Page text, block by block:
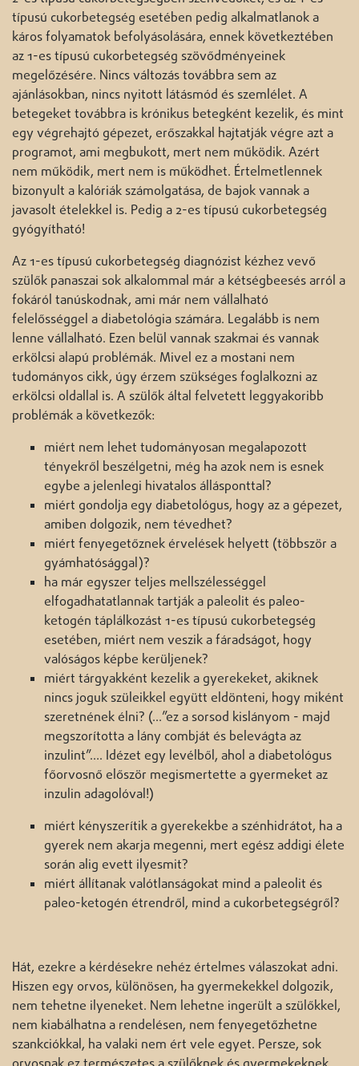
típusú cukorbetegség esetében pedig alkalmatlanok a
káros folyamatok befolyásolására, ennek következtében
az 1-es típusú cukorbetegség szövődményeinek
megelőzésére. Nincs változás továbbra sem az
ajánlásokban, nincs nyitott látásmód és szemlélet. A
betegeket továbbra is krónikus betegként kezelik, és mint
egy végrehajtó gépezet, erőszakkal hajtatják végre azt a
programot, ami megbukott, mert nem működik. Azért
nem működik, mert nem is működhet. Értelmetlennek
bizonyult a kalóriák számolgatása, de bajok vannak a
javasolt ételekkel is. Pedig a 2-es típusú cukorbetegség
gyógyítható!
Az 1-es típusú cukorbetegség diagnózist kézhez vevő
szülők panaszai sok alkalommal már a kétségbeesés arról a
fokáról tanúskodnak, ami már nem vállalható
felelősséggel a diabetológia számára. Legalább is nem
lenne vállalható. Ezen belül vannak szakmai és vannak
erkölcsi alapú problémák. Mivel ez a mostani nem
tudományos cikk, úgy érzem szükséges foglalkozni az
erkölcsi oldallal is. A szülők által felvetett leggyakoribb
problémák a következők:
miért nem lehet tudományosan megalapozott
tényekről beszélgetni, még ha azok nem is esnek
egybe a jelenlegi hivatalos állásponttal?
miért gondolja egy diabetológus, hogy az a gépezet,
amiben dolgozik, nem tévedhet?
miért fenyegetőznek érvelések helyett (többször a
gyámhatósággal)?
ha már egyszer teljes mellszélességgel
elfogadhatatlannak tartják a paleolit és paleo-
ketogén táplálkozást 1-es típusú cukorbetegség
esetében, miért nem veszik a fáradságot, hogy
valóságos képbe kerüljenek?
miért tárgyakként kezelik a gyerekeket, akiknek
nincs joguk szüleikkel együtt eldönteni, hogy miként
szeretnének élni? (…”ez a sorsod kislányom - majd
megszorította a lány combját és belevágta az
inzulint”…. Idézet egy levélből, ahol a diabetológus
főorvosnő először megismertette a gyermeket az
inzulin adagolóval!)
miért kényszerítik a gyerekekbe a szénhidrátot, ha a
gyerek nem akarja megenni, mert egész addigi élete
során alig evett ilyesmit?
miért állítanak valótlanságokat mind a paleolit és
paleo-ketogén étrendről, mind a cukorbetegségről?
Hát, ezekre a kérdésekre nehéz értelmes válaszokat adni.
Hiszen egy orvos, különösen, ha gyermekekkel dolgozik,
nem tehetne ilyeneket. Nem lehetne ingerült a szülőkkel,
nem kiabálhatna a rendelésen, nem fenyegetőzhetne
szankciókkal, ha valaki nem ért vele egyet. Persze, sok